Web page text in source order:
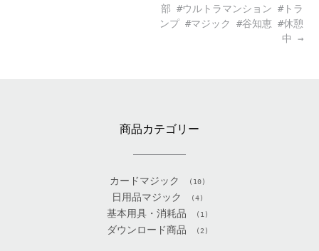
部 #ウルトラマンション #トラ
ンプ #マジック #谷知恵 #休憩
中 →
商品カテゴリー
カードマジック (10)
日用品マジック (4)
基本用具・消耗品 (1)
ダウンロード商品 (2)